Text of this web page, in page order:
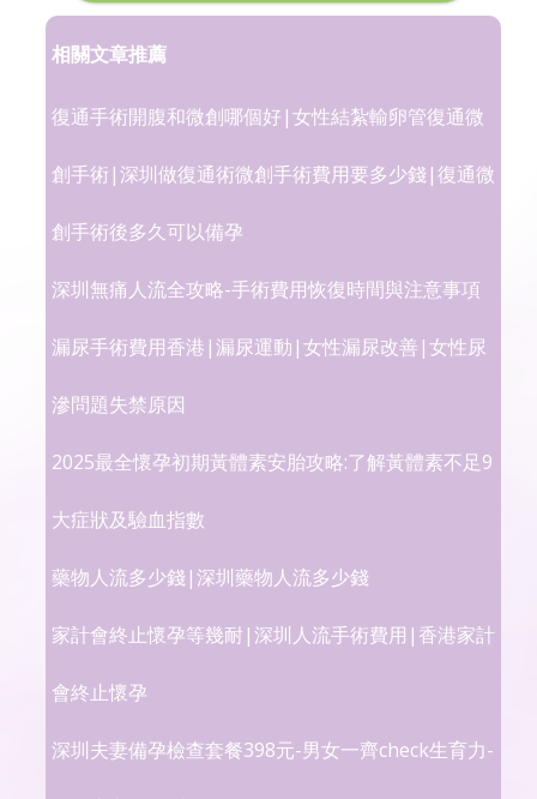
相關文章推薦
復通手術開腹和微創哪個好|女性結紮輸卵管復通微
創手術|深圳做復通術微創手術費用要多少錢|復通微
創手術後多久可以備孕
深圳無痛人流全攻略-手術費用恢復時間與注意事項
漏尿手術費用香港|漏尿運動|女性漏尿改善|女性尿
滲問題失禁原因
2025最全懷孕初期黃體素安胎攻略:了解黃體素不足9
大症狀及驗血指數
藥物人流多少錢|深圳藥物人流多少錢
家計會終止懷孕等幾耐|深圳人流手術費用|香港家計
會終止懷孕
深圳夫妻備孕檢查套餐398元-男女一齊check生育力-